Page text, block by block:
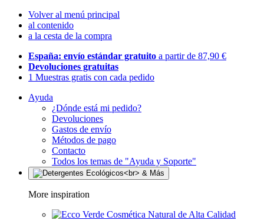
Volver al menú principal
al contenido
a la cesta de la compra
España: envío estándar gratuito a partir de 87,90 €
Devoluciones gratuitas
1 Muestras gratis con cada pedido
Ayuda
¿Dónde está mi pedido?
Devoluciones
Gastos de envío
Métodos de pago
Contacto
Todos los temas de "Ayuda y Soporte"
More inspiration
Cosmética Natural de Alta Calidad